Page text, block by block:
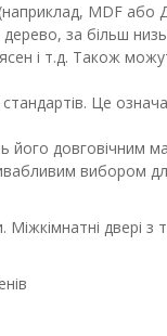
MDF або
за більш
і т.д. Також
Це
довговічним
вибором
двері з